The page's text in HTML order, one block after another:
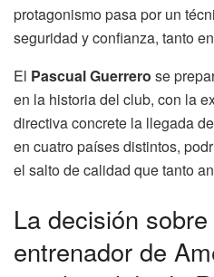
protagonismo pasa por un
seguridad y confianza, tanto
El Pascual Guerrero se
en la historia del club, con la
directiva concrete la llegada
en cuatro países distintos,
el salto de calidad que tanto
La decisión
entrenador de